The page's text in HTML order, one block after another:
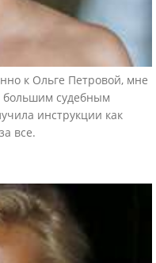
к Ольге Петровой, мне
большим судебным
инструкции как
все.